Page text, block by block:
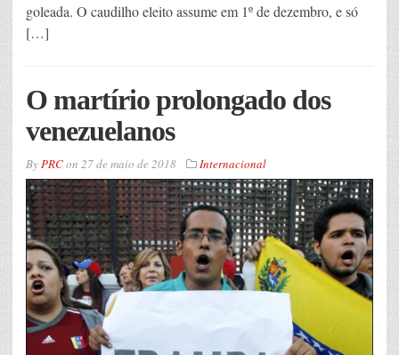
goleada. O caudilho eleito assume em 1º de dezembro, e só
[…]
O martírio prolongado dos
venezuelanos
ByPRCon 27 de maio de 2018 Internacional